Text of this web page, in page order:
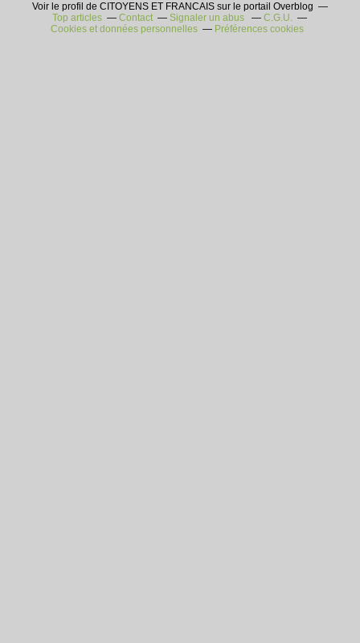
Voir le profil de CITOYENS ET FRANCAIS sur le portail Overblog
Top articles
Contact Signaler un abus
C.G.U.
Cookies et données personnelles
Préférences cookies